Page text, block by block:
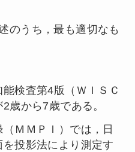
のうち，最も適切なも
検査第4版（ＷＩＳＣ
歳から7歳である。
ＭＭＰＩ）では，日
投影法により測定す